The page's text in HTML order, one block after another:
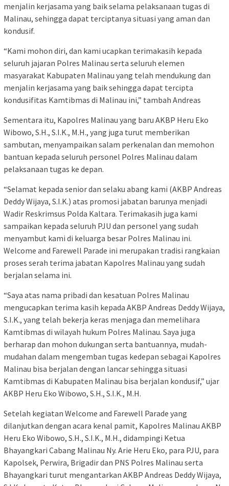
menjalin kerjasama yang baik selama pelaksanaan tugas di
Malinau, sehingga dapat terciptanya situasi yang aman dan
kondusif.
“Kami mohon diri, dan kami ucapkan terimakasih kepada
seluruh jajaran Polres Malinau serta seluruh elemen
masyarakat Kabupaten Malinau yang telah mendukung dan
menjalin kerjasama yang baik sehingga dapat tercipta
kondusifitas Kamtibmas di Malinau ini,” tambah Andreas
Sementara itu, Kapolres Malinau yang baru AKBP Heru Eko
Wibowo, S.H., S.I.K., M.H., yang juga turut memberikan
sambutan, menyampaikan salam perkenalan dan memohon
bantuan kepada seluruh personel Polres Malinau dalam
pelaksanaan tugas ke depan.
“Selamat kepada senior dan selaku abang kami (AKBP Andreas
Deddy Wijaya, S.I.K.) atas promosi jabatan barunya menjadi
Wadir Reskrimsus Polda Kaltara. Terimakasih juga kami
sampaikan kepada seluruh PJU dan personel yang sudah
menyambut kami di keluarga besar Polres Malinau ini.
Welcome and Farewell Parade ini merupakan tradisi rangkaian
proses serah terima jabatan Kapolres Malinau yang sudah
berjalan selama ini.
“Saya atas nama pribadi dan kesatuan Polres Malinau
mengucapkan terima kasih kepada AKBP Andreas Deddy Wijaya,
S.I.K., yang telah bekerja keras menjaga dan memelihara
Kamtibmas di wilayah hukum Polres Malinau. Saya juga
berharap dan mohon dukungan serta bantuannya, mudah-
mudahan dalam mengemban tugas kedepan sebagai Kapolres
Malinau bisa berjalan dengan lancar sehingga situasi
Kamtibmas di Kabupaten Malinau bisa berjalan kondusif,” ujar
AKBP Heru Eko Wibowo, S.H., S.I.K., M.H.
Setelah kegiatan Welcome and Farewell Parade yang
dilanjutkan dengan acara kenal pamit, Kapolres Malinau AKBP
Heru Eko Wibowo, S.H., S.I.K., M.H., didampingi Ketua
Bhayangkari Cabang Malinau Ny. Arie Heru Eko, para PJU, para
Kapolsek, Perwira, Brigadir dan PNS Polres Malinau serta
Bhayangkari turut mengantarkan AKBP Andreas Deddy Wijaya,